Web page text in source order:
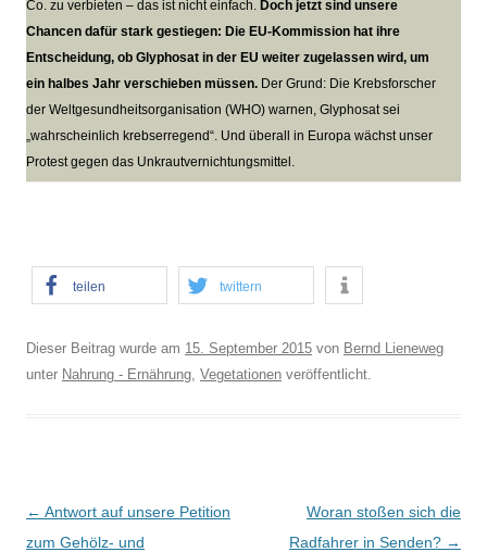
Co. zu verbieten – das ist nicht einfach. Doch jetzt sind unsere
Chancen dafür stark gestiegen: Die EU-Kommission hat ihre
Entscheidung, ob Glyphosat in der EU weiter zugelassen wird, um
ein halbes Jahr verschieben müssen. Der Grund: Die Krebsforscher
der Weltgesundheitsorganisation (WHO) warnen, Glyphosat sei
„wahrscheinlich krebserregend“. Und überall in Europa wächst unser
Protest gegen das Unkrautvernichtungsmittel.
teilen twittern
Dieser Beitrag wurde am 15. September 2015 von Bernd Lieneweg
unter Nahrung - Ernährung Vegetationen veröffentlicht.
B
e
← Antwort auf unsere Petition
zum Gehölz- und
Woran stoßen sich die
Radfahrer in Senden? →